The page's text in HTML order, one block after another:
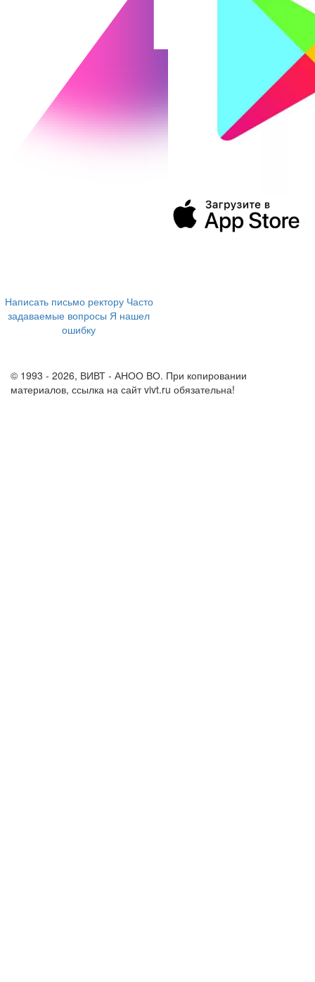
Написать письмо ректору Часто
задаваемые вопросы Я нашел
ошибку
© 1993 - 2026, ВИВТ - АНОО ВО. При копировании
материалов, ссылка на сайт vivt.ru обязательна!